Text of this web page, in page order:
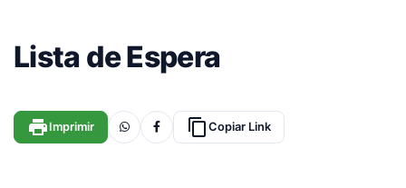
Lista de Espera
print Imprimir content_copy Copiar Link